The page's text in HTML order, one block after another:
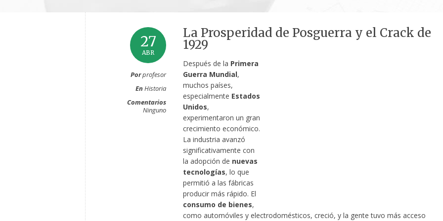
27
ABR
Porprofesor
EnHistoria
Comentarios
Ninguno
La Prosperidad de Posguerra y el Crack de
1929
Después de la Primera
Guerra Mundial,
muchos países,
especialmente Estados
Unidos,
experimentaron un gran
crecimiento económico.
La industria avanzó
significativamente con
la adopción de nuevas
tecnologías, lo que
permitió a las fábricas
producir más rápido. El
consumo de bienes,
como automóviles y electrodomésticos, creció, y la gente tuvo más acceso